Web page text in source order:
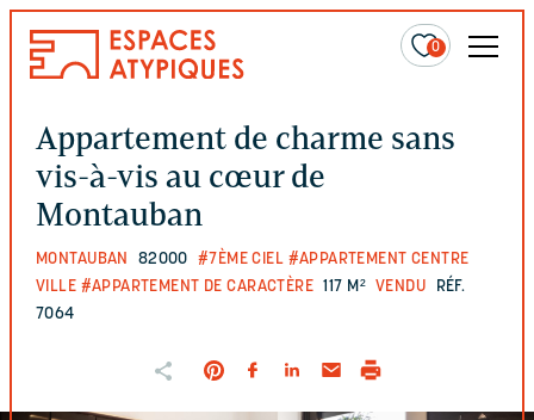
0
Appartement de charme sans
vis-à-vis au cœur de
Montauban
MONTAUBAN 82000 #7ÈME CIEL #APPARTEMENT CENTRE
VILLE #APPARTEMENT DE CARACTÈRE 117 M² VENDU
RÉF.
7064